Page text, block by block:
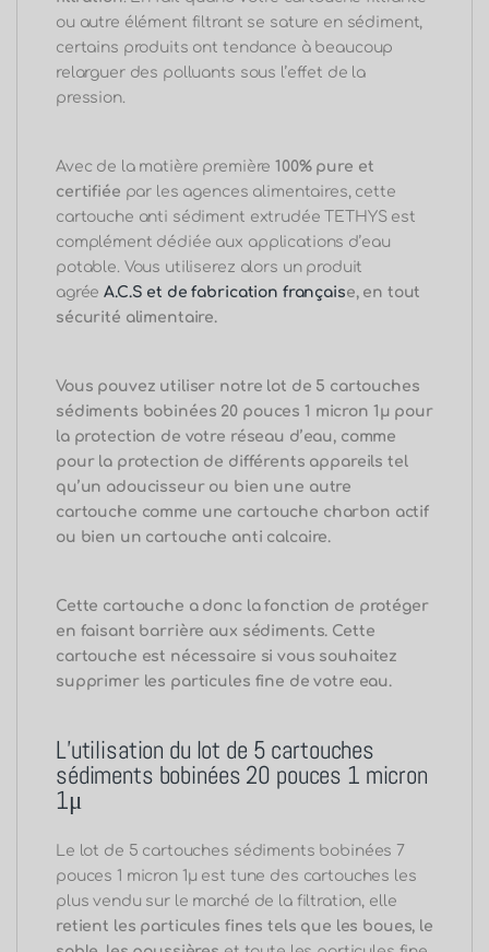
ou autre élément filtrant se sature en sédiment,
certains produits ont tendance à beaucoup
relarguer des polluants sous l’effet de la
pression.
Avec de la matière première100% pure et
certifiée par les agences alimentaires, cette
cartouche anti sédiment extrudée TETHYS est
complément dédiée aux applications d’eau
potable. Vous utiliserez alors un produit
agréeA.C.S et de fabrication française, en tout
sécurité alimentaire.
Vous pouvez utiliser notre lot de 5 cartouches
sédiments bobinées 20 pouces 1 micron 1μ pour
la protection de votre réseau d’eau, comme
pour la protection de différents appareils tel
qu’un adoucisseur ou bien une autre
cartouche comme une cartouche charbon actif
ou bien un cartouche anti calcaire.
Cette cartouche a donc la fonction de protéger
en faisant barrière aux sédiments. Cette
cartouche est nécessaire si vous souhaitez
supprimer les particules fine de votre eau.
L’utilisation du lot de 5 cartouches
sédiments bobinées 20 pouces 1 micron
1μ
Le lot de 5 cartouches sédiments bobinées 7
pouces 1 micron 1μ est tune des cartouches les
plus vendu sur le marché de la filtration, elle
retient les particules fines tels que les boues, le